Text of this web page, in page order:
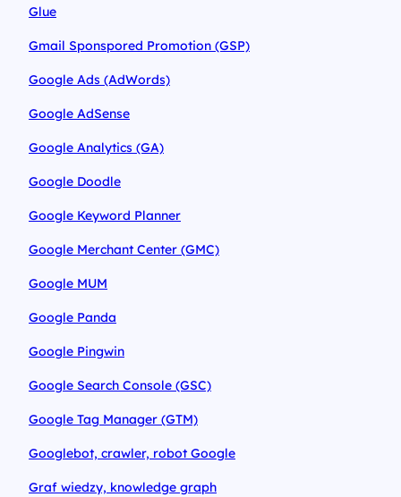
Glue
Gmail Sponspored Promotion (GSP)
Google Ads (AdWords)
Google AdSense
Google Analytics (GA)
Google Doodle
Google Keyword Planner
Google Merchant Center (GMC)
Google MUM
Google Panda
Google Pingwin
Google Search Console (GSC)
Google Tag Manager (GTM)
Googlebot, crawler, robot Google
Graf wiedzy, knowledge graph